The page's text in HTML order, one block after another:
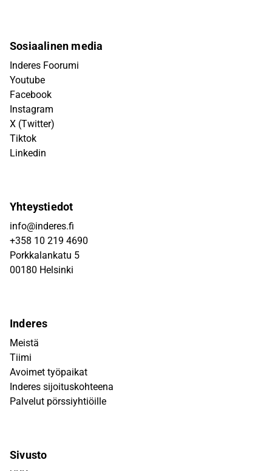
Sosiaalinen media
Inderes Foorumi
Youtube
Facebook
Instagram
X (Twitter)
Tiktok
Linkedin
Yhteystiedot
info@inderes.fi
+358 10 219 4690
Porkkalankatu 5
00180 Helsinki
Inderes
Meistä
Tiimi
Avoimet työpaikat
Inderes sijoituskohteena
Palvelut pörssiyhtiöille
Sivusto